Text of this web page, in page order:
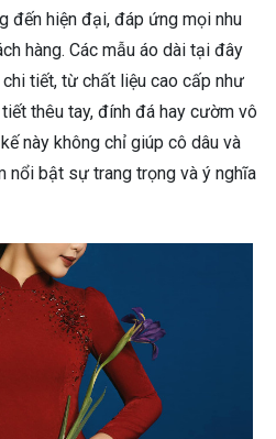
đến hiện đại, đáp ứng mọi nhu
hàng. Các mẫu áo dài tại đây
tiết, từ chất liệu cao cấp như
thêu tay, đính đá hay cườm vô
này không chỉ giúp cô dâu và
nổi bật sự trang trọng và ý nghĩa